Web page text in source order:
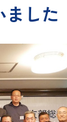
ました